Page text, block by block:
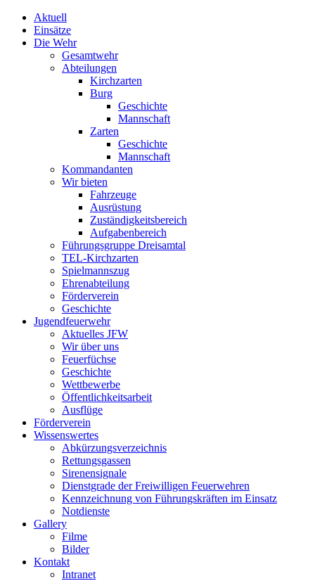
Aktuell
Einsätze
Die Wehr
Gesamtwehr
Abteilungen
Kirchzarten
Burg
Geschichte
Mannschaft
Zarten
Geschichte
Mannschaft
Kommandanten
Wir bieten
Fahrzeuge
Ausrüstung
Zuständigkeitsbereich
Aufgabenbereich
Führungsgruppe Dreisamtal
TEL-Kirchzarten
Spielmannszug
Ehrenabteilung
Förderverein
Geschichte
Jugendfeuerwehr
Aktuelles JFW
Wir über uns
Feuerfüchse
Geschichte
Wettbewerbe
Öffentlichkeitsarbeit
Ausflüge
Förderverein
Wissenswertes
Abkürzungsverzeichnis
Rettungsgassen
Sirenensignale
Dienstgrade der Freiwilligen Feuerwehren
Kennzeichnung von Führungskräften im Einsatz
Notdienste
Gallery
Filme
Bilder
Kontakt
Intranet